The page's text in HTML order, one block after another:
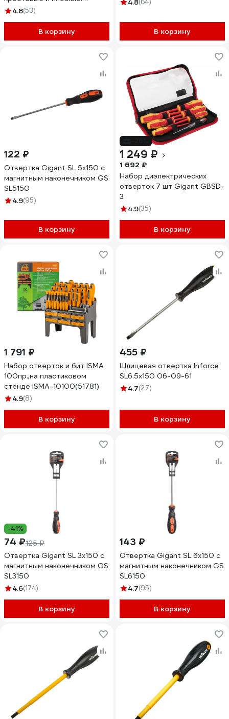
Повышенный ресурс для
4.8(53)
В корзину
4.8(64)
В корзину
122 ₽
Отвертка Gigant SL 5x150 с
магнитным наконечником GS
SL5150
4.9(95)
В корзину
1 249 ₽
1 692 ₽
Набор диэлектрических
отверток 7 шт Gigant GBSD-
3
4.9(35)
В корзину
1 791 ₽
Набор отверток и бит ISMA
100пр.,на пластиковом
стенде ISMA-10100(51781)
4.9(8)
В корзину
455 ₽
Шлицевая отвертка Inforce
SL6.5x150 06-09-61
4.7(27)
В корзину
-41%
74 ₽125 ₽
Отвертка Gigant SL 3x150 с
магнитным наконечником GS
SL3150
4.6(174)
В корзину
143 ₽
Отвертка Gigant SL 6x150 с
магнитным наконечником GS
SL6150
4.7(95)
В корзину